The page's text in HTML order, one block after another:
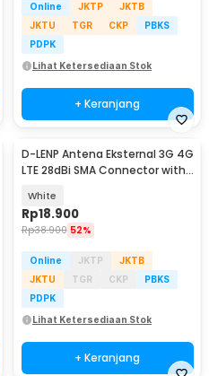
Online JKTP
JKTB
JKTU
TGR CKP
PBKS
PDPK
Lihat Ketersediaan Stok
+ Keranjang
D-LENP Antena Eksternal 3G 4G
LTE 28dBi SMA Connector with
White
Rp18.900
Rp38.900 52%
Online JKTP
JKTB
JKTU
TGR CKP
PBKS
PDPK
Lihat Ketersediaan Stok
+ Keranjang